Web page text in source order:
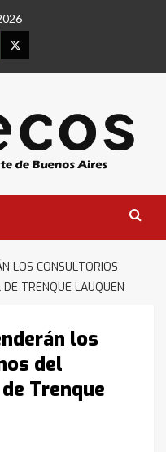
Twitter
LOS CONSULTORIOS
TRENQUE LAUQUEN
los
del
Trenque